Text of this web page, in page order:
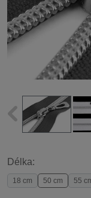
Délka:
18 cm 50 cm 55